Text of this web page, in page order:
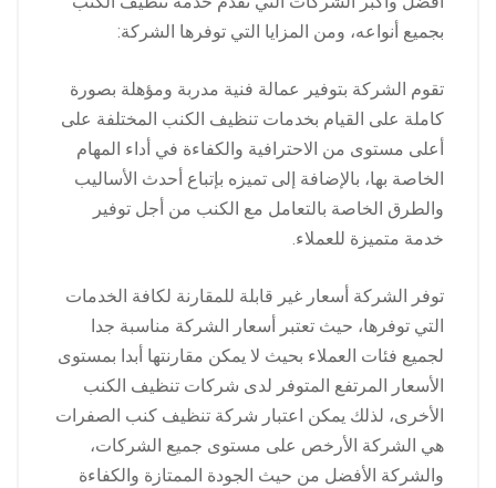
بجميع أنواعه، ومن المزايا التي توفرها الشركة:
تقوم الشركة بتوفير عمالة فنية مدربة ومؤهلة بصورة
كاملة على القيام بخدمات تنظيف الكنب المختلفة على
أعلى مستوى من الاحترافية والكفاءة في أداء المهام
الخاصة بها، بالإضافة إلى تميزه بإتباع أحدث الأساليب
والطرق الخاصة بالتعامل مع الكنب من أجل توفير
خدمة متميزة للعملاء.
توفر الشركة أسعار غير قابلة للمقارنة لكافة الخدمات
التي توفرها، حيث تعتبر أسعار الشركة مناسبة جدا
لجميع فئات العملاء بحيث لا يمكن مقارنتها أبدا بمستوى
الأسعار المرتفع المتوفر لدى شركات تنظيف الكنب
الأخرى، لذلك يمكن اعتبار شركة تنظيف كنب الصفرات
هي الشركة الأرخص على مستوى جميع الشركات،
والشركة الأفضل من حيث الجودة الممتازة والكفاءة